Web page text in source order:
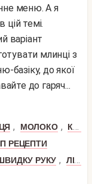
меню. А я
темі.
варіант
млинці з
базіку, до якої
до гаряч...
, МОЛОКО ,
КАБАЧОК
РЕЦЕПТИ
РУКУ , ЛІТНІ